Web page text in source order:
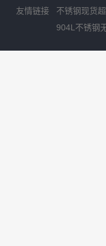
友情链接
不锈钢现货
904L不锈钢